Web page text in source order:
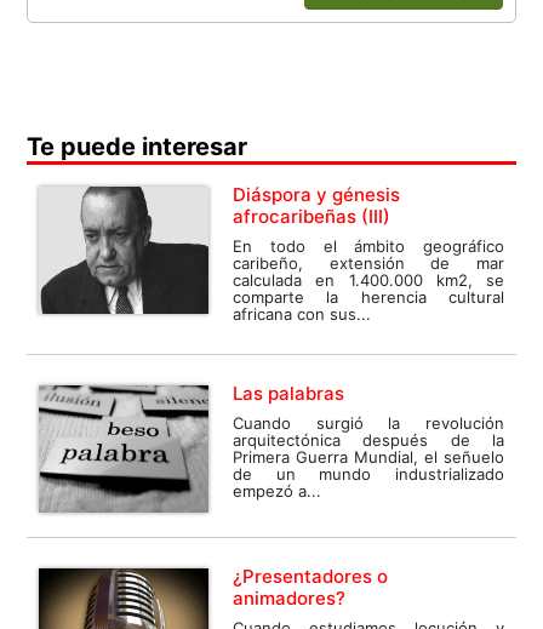
Te puede interesar
Diáspora y génesis
afrocaribeñas (III)
En todo el ámbito geográfico
caribeño, extensión de mar
calculada en 1.400.000 km2, se
comparte la herencia cultural
africana con sus...
Las palabras
Cuando surgió la revolución
arquitectónica después de la
Primera Guerra Mundial, el señuelo
de un mundo industrializado
empezó a...
¿Presentadores o
animadores?